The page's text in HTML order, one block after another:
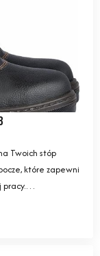
Twoich stóp
które zapewni
pracy.…